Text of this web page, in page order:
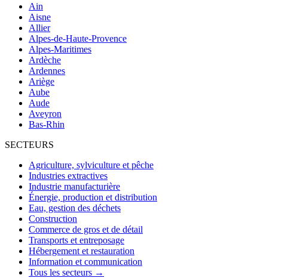
Ain
Aisne
Allier
Alpes-de-Haute-Provence
Alpes-Maritimes
Ardèche
Ardennes
Ariège
Aube
Aude
Aveyron
Bas-Rhin
SECTEURS
Agriculture, sylviculture et pêche
Industries extractives
Industrie manufacturière
Énergie, production et distribution
Eau, gestion des déchets
Construction
Commerce de gros et de détail
Transports et entreposage
Hébergement et restauration
Information et communication
Tous les secteurs →